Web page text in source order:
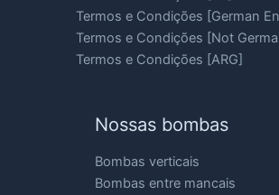
Termos e Condições [German
Termos e Condições [Not
Termos e Condições [ARG]
Nossas bombas
Bombas verticais
Bombas entre mancais